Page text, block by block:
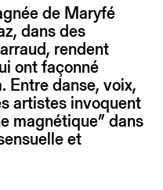
de Maryfé
dans des
rendent
ont façonné
Entre danse, voix,
artistes invoquent
magnétique” dans
et